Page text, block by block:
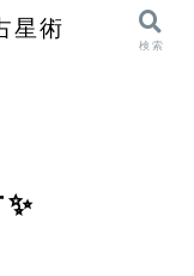
星術 検索